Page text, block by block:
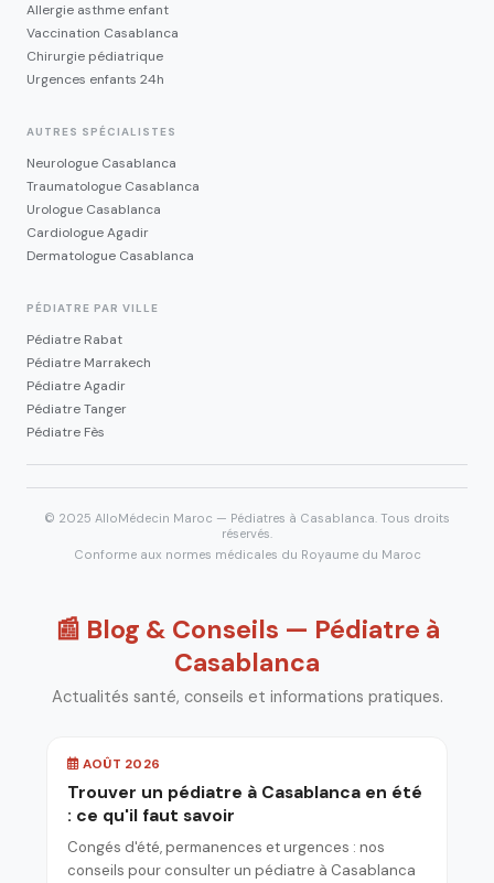
Allergie asthme enfant
Vaccination Casablanca
Chirurgie pédiatrique
Urgences enfants 24h
AUTRES SPÉCIALISTES
Neurologue Casablanca
Traumatologue Casablanca
Urologue Casablanca
Cardiologue Agadir
Dermatologue Casablanca
PÉDIATRE PAR VILLE
Pédiatre Rabat
Pédiatre Marrakech
Pédiatre Agadir
Pédiatre Tanger
Pédiatre Fès
© 2025 AlloMédecin Maroc — Pédiatres à Casablanca. Tous droits
réservés.
Conforme aux normes médicales du Royaume du Maroc
📰 Blog & Conseils — Pédiatre à
Casablanca
Actualités santé, conseils et informations pratiques.
AOÛT 2026
Trouver un pédiatre à Casablanca en été
: ce qu'il faut savoir
Congés d'été, permanences et urgences : nos
conseils pour consulter un pédiatre à Casablanca